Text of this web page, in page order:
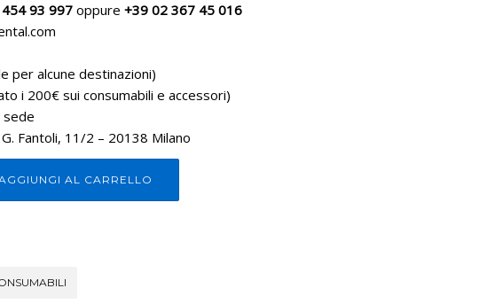
93 997oppure +39 02 367 45 016
per alcune destinazioni)
i 200€ sui consumabili e accessori)
G. Fantoli, 11/2 – 20138 Milano
AL CARRELLO